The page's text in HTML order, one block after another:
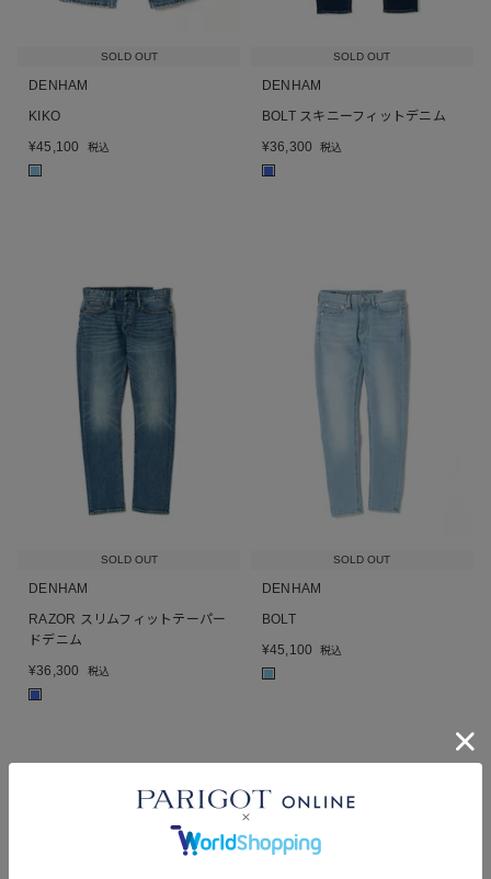
SOLD OUT
DENHAM
KIKO
¥45,100 税込
SOLD OUT
DENHAM
BOLT スキニーフィットデニム
¥36,300 税込
SOLD OUT
DENHAM
RAZOR スリムフィットテーパー
ドデニム
¥36,300 税込
■
SOLD OUT
DENHAM
BOLT
¥45,100 税込
■